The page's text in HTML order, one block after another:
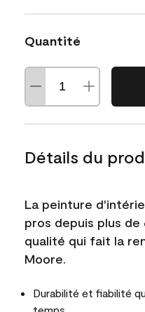
Quantité
Détails du
La peinture
pros depuis plus
qualité qui fait la
Moore.
Durabilité et fiabilité
temps